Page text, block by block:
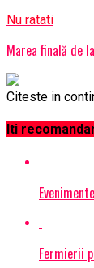
Nu ratati
Marea finală de
Citeste in
Iti
Fermierii